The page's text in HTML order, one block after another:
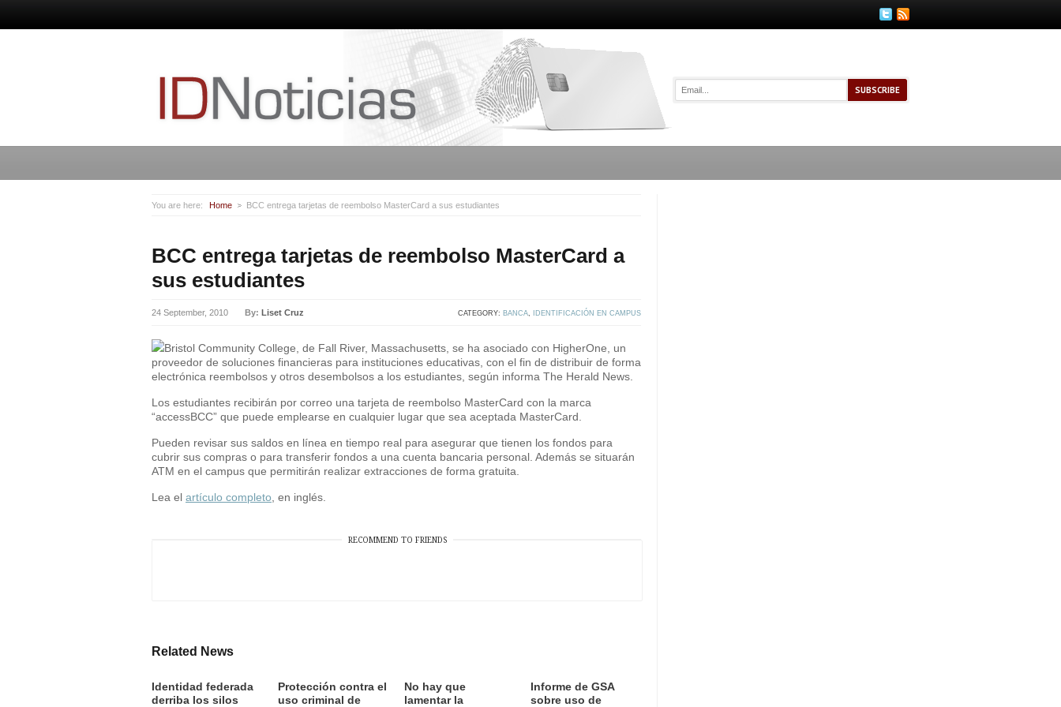
You are here: Home BCC entrega tarjetas de reembolso MasterCard a sus estudiantes
BCC entrega tarjetas de reembolso MasterCard a
sus estudiantes
24 September, 2010 By: Liset Cruz CATEGORY: BANCA, IDENTIFICACIÓN EN CAMPUS
Bristol Community College, de Fall River, Massachusetts, se ha asociado con HigherOne, un
proveedor de soluciones financieras para instituciones educativas, con el fin de distribuir de forma
electrónica reembolsos y otros desembolsos a los estudiantes, según informa The Herald News.
Los estudiantes recibirán por correo una tarjeta de reembolso MasterCard con la marca
“accessBCC” que puede emplearse en cualquier lugar que sea aceptada MasterCard.
Pueden revisar sus saldos en línea en tiempo real para asegurar que tienen los fondos para
cubrir sus compras o para transferir fondos a una cuenta bancaria personal. Además se situarán
ATM en el campus que permitirán realizar extracciones de forma gratuita.
Lea el artículo completo , en inglés.
RECOMMEND TO FRIENDS
Related News
Identidad federada
derriba los silos
Protección contra el
uso criminal de
No hay que
lamentar la
Informe de GSA
sobre uso de